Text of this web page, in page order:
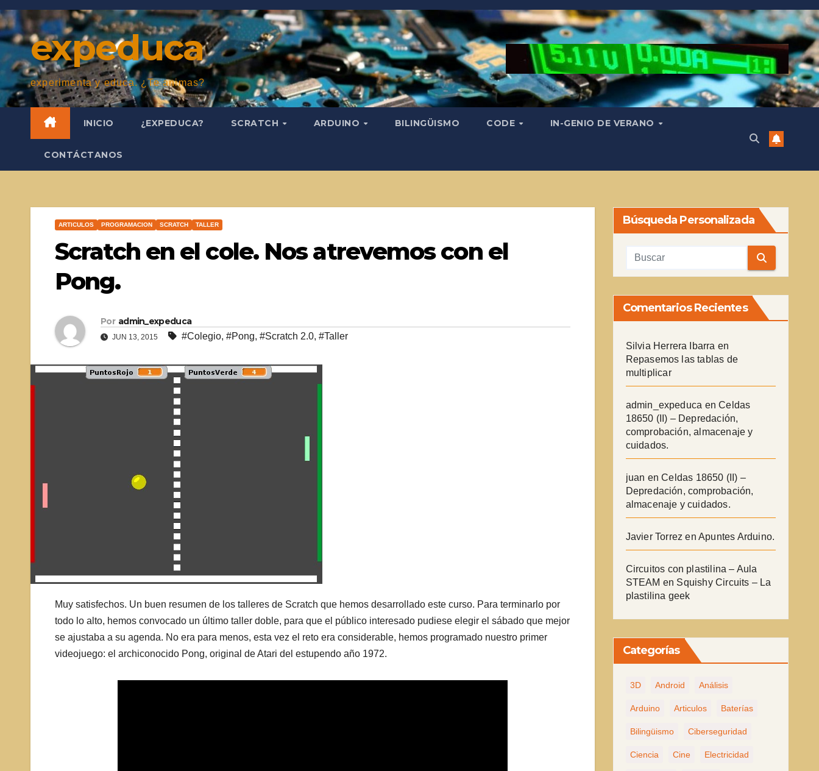
Saltar
al
contenidoexpeduca
experimenta y educa. ¿Te animas?
INICIO ¿EXPEDUCA? SCRATCH ARDUINO BILINGÜISMO CODE IN-GENIO DE VERANO
CONTÁCTANOS
ARTICULOS PROGRAMACION SCRATCH TALLER
Scratch en el cole. Nos atrevemos con el
Pong.
Por admin_expeduca
JUN 13, 2015 #Colegio, #Pong, #Scratch 2.0, #Taller
Muy satisfechos. Un buen resumen de los talleres de Scratch que hemos desarrollado este curso. Para terminarlo por
todo lo alto, hemos convocado un último taller doble, para que el público interesado pudiese elegir el sábado que mejor
se ajustaba a su agenda. No era para menos, esta vez el reto era considerable, hemos programado nuestro primer
videojuego: el archiconocido Pong, original de Atari del estupendo año 1972.
Búsqueda Personalizada
Comentarios Recientes
Silvia Herrera Ibarra en
Repasemos las tablas de
multiplicar
admin_expeduca enCeldas
18650 (II) – Depredación,
comprobación, almacenaje y
cuidados.
juan enCeldas 18650 (II) –
Depredación, comprobación,
almacenaje y cuidados.
Javier Torrez en Apuntes Arduino.
Circuitos con plastilina – Aula
STEAM en Squishy Circuits – La
plastilina geek
Categorías
3D Android Análisis
Arduino Articulos Baterías
Bilingüismo Ciberseguridad
Ciencia Cine Electricidad